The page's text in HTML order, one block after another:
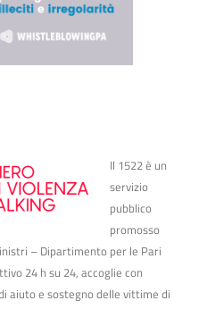
Il 1522 è un
servizio
pubblico
promosso
– Dipartimento per le Pari
24 h su 24, accoglie con
aiuto e sostegno delle vittime di